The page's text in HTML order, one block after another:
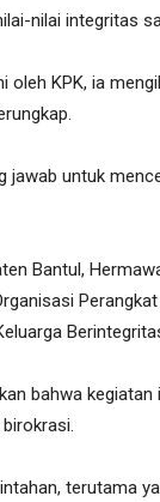
nilai integritas
oleh KPK, ia
jawab untuk
Bantul,
bahwa
terutama